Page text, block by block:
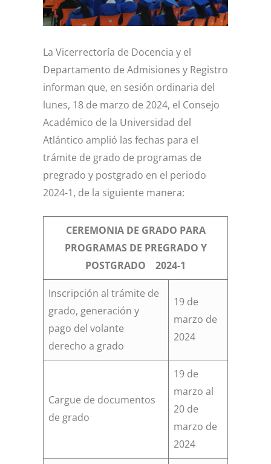
La Vicerrectoría de Docencia y el
Departamento de Admisiones y Registro
informan que, en sesión ordinaria del
lunes, 18 de marzo de 2024, el Consejo
Académico de la Universidad del
Atlántico amplió las fechas para el
trámite de grado de programas de
pregrado y postgrado en el periodo
2024-1, de la siguiente manera:
CEREMONIA DE GRADO PARA
PROGRAMAS DE PREGRADO Y
POSTGRADO 2024-1
Inscripción al trámite de
grado, generación y
pago del volante
derecho a grado
19 de
marzo de
2024
Cargue de documentos
de grado
19 de
marzo al
20 de
marzo de
2024